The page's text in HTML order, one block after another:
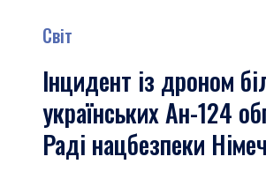
Світ
Інцидент із дроном
українських Ан-124
Раді нацбезпеки